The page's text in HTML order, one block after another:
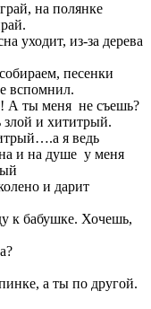
на полянке
из-за дерева
песенки
вспомнил.
ты меня не съешь?
злой и хититрый.
я ведь
и на душе у меня
дарит
к бабушке. Хочешь,
а ты по другой.